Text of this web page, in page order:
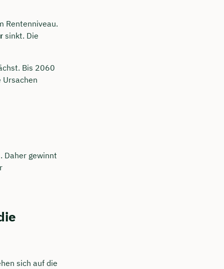
Rentenniveau.
sinkt. Die
Bis 2060
Daher gewinnt
sich auf die